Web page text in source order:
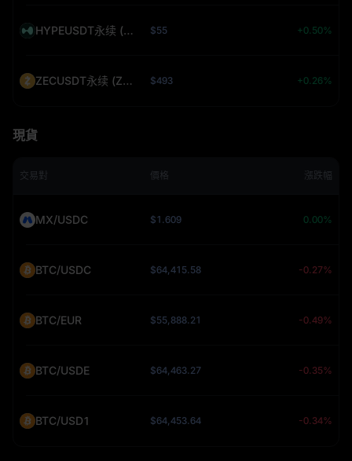
HYPEUSDT永续 (HYPE) $55 +0.50%
ZECUSDT永续 (ZEC) $493 +0.26%
現貨
交易對 價格 漲跌幅
MX/USDC $1.609 0.00%
BTC/USDC $64,415.58 -0.27%
BTC/EUR $55,888.21 -0.49%
BTC/USDE $64,463.27 -0.35%
BTC/USD1 $64,453.64 -0.34%